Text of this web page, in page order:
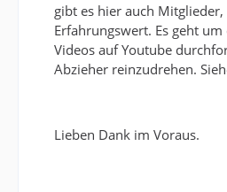
gibt es hier auch
Erfahrungswert. Es geht
Videos auf Youtube
Abzieher reinzudrehen.
Lieben Dank im Voraus.